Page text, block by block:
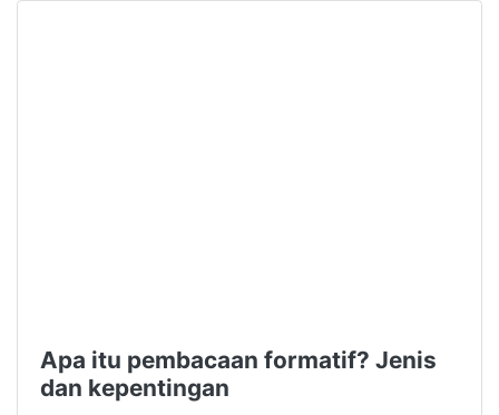
Apa itu pembacaan formatif? Jenis
dan kepentingan